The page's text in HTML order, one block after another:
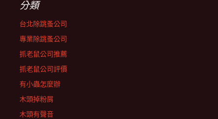
分類
台北除跳蚤公司
專業除跳蚤公司
抓老鼠公司推薦
抓老鼠公司評價
有小蟲怎麼辦
木頭掉粉屑
木頭有聲音